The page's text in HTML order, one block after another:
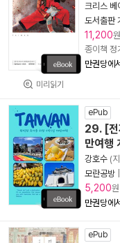
미리읽기
크리스 베
도서출판
11,200
종이책 정
만권당에
ePub
29. [전
만여행
강호수 (
모란공방
5,200
만권당에
ePub